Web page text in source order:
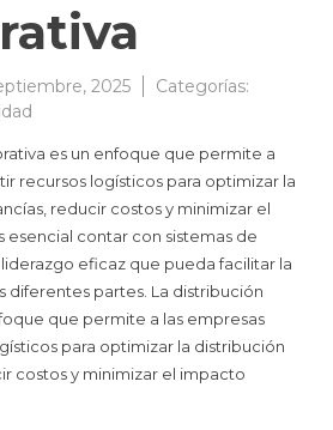
2025
Categorías:
es un enfoque que permite a
recursos logísticos para optimizar la
reducir costos y minimizar el
esencial contar con sistemas de
eficaz que pueda facilitar la
diferentes partes. La distribución
que permite a las empresas
para optimizar la distribución
costos y minimizar el impacto